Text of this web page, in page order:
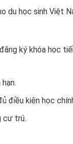
du học sinh Việt
ký khóa học
điều kiện học
cư trú.